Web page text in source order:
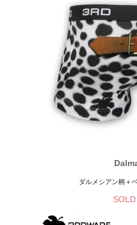
ダルメシアン柄＋